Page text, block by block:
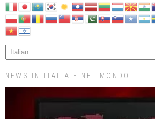
NEWS IN ITALIA E NEL MONDO